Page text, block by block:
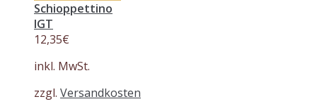
Schioppettino
IGT
12,35€
inkl. MwSt.
zzgl. Versandkosten